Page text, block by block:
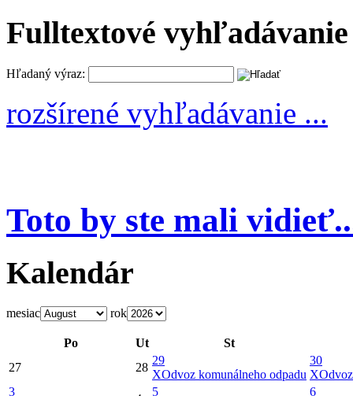
Fulltextové vyhľadávanie
Hľadaný výraz:
rozšírené vyhľadávanie ...
Toto by ste mali
Kalendár
mesiac rok
Po Ut
St
27
28
29
XOdvoz komunálneho odpadu
30
X
3
5
6